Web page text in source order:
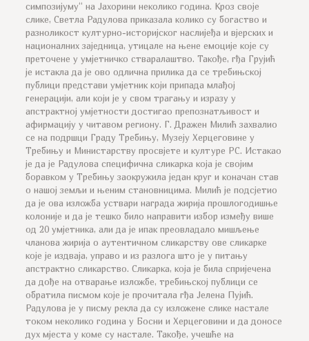
симпозијуму“ на Јахорини неколико година. Кроз своје
слике, Светла Радулова приказала колико су богаство и
разноликост културно-историјског наслијеђа и вјерских и
националних заједница, утицале на њене емоције које су
преточене у умјетничко стваралаштво. Такође, гђа Грујић
је истакла да је ово одлична прилика да се требињској
публици представи умјетник који припада млађој
генерацији, али који је у свом трагању и изразу у
апстрактној умјетности достигао препознатљивост и
афирмацију у читавом региону. Г. Дражен Милић захвалио
се на подршци Граду Требињу, Музеју Херцеговине у
Требињу и Министарству просвјете и културе РС. Истакао
је да је Радулова специфична сликарка која је својим
боравком у Требињу заокружила један круг и коначан став
о нашој земљи и њеним становницима. Милић је подсјетио
да је ова изложба уствари награда жирија прошлогодишње
колоније и да је тешко било направити избор између више
од 20 умјетника, али да је ипак преовладало мишљење
чланова жирија о аутентичном сликарству ове сликарке
које је издваја, управо и из разлога што је у питању
апстрактно сликарство. Сликарка, која је била спријечена
да дође на отварање изложбе, требињској публици се
обратила писмом које је прочитала гђа Јелена Пујић.
Радулова је у писму рекла да су изложене слике настале
током неколико година у Босни и Херцеговини и да доносе
дух мјеста у коме су настале. Такође, учешће на